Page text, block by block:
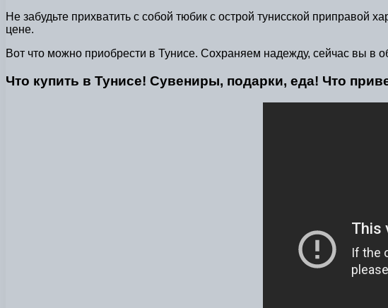
Не забудьте прихватить с собой тюбик с острой тунисской приправой
цене.
Вот что можно приобрести в Тунисе. Сохраняем надежду, сейчас вы в
Что купить в Тунисе! Сувениры, подарки, еда! Что